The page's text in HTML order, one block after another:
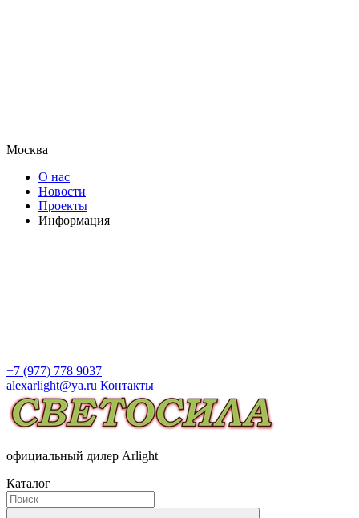
Москва
О нас
Новости
Проекты
Информация
+7 (977) 778 9037
alexarlight@ya.ru Контакты
официальный дилер Arlight
Каталог